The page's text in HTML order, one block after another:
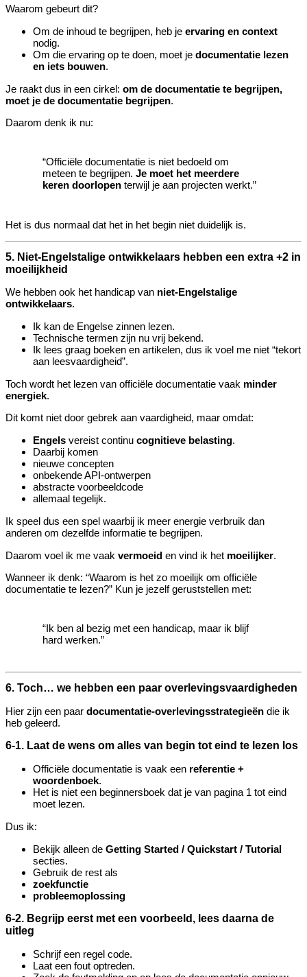
Waarom gebeurt dit?
Om de inhoud te begrijpen, heb je ervaring en context
nodig.
Om die ervaring op te doen, moet je documentatie lezen
en iets bouwen.
Je raakt dus in een cirkel: om de documentatie te begrijpen,
moet je de documentatie begrijpen.
Daarom denk ik nu:
“Officiële documentatie is niet bedoeld om
meteen te begrijpen. Je moet het meerdere
keren doorlopen terwijl je aan projecten werkt.”
Het is dus normaal dat het in het begin niet duidelijk is.
5. Niet‑Engelstalige ontwikkelaars hebben een extra +2 in
moeilijkheid
We hebben ook het handicap van niet‑Engelstalige
ontwikkelaars.
Ik kan de Engelse zinnen lezen.
Technische termen zijn nu vrij bekend.
Ik lees graag boeken en artikelen, dus ik voel me niet “tekort
aan leesvaardigheid”.
Toch wordt het lezen van officiële documentatie vaak minder
energiek.
Dit komt niet door gebrek aan vaardigheid, maar omdat:
Engels vereist continu cognitieve belasting.
Daarbij komen
nieuwe concepten
onbekende API‑ontwerpen
abstracte voorbeeldcode
allemaal tegelijk.
Ik speel dus een spel waarbij ik meer energie verbruik dan
anderen om dezelfde informatie te begrijpen.
Daarom voel ik me vaak vermoeid en vind ik het moeilijker.
Wanneer ik denk: “Waarom is het zo moeilijk om officiële
documentatie te lezen?” Kun je jezelf geruststellen met:
“Ik ben al bezig met een handicap, maar ik blijf
hard werken.”
6. Toch… we hebben een paar overlevingsvaardigheden
Hier zijn een paar documentatie‑overlevingsstrategieën die ik
heb geleerd.
6‑1. Laat de wens om alles van begin tot eind te lezen los
Officiële documentatie is vaak een referentie +
woordenboek.
Het is niet een beginnersboek dat je van pagina 1 tot eind
moet lezen.
Dus ik:
Bekijk alleen de Getting Started / Quickstart / Tutorial
secties.
Gebruik de rest als
zoekfunctie
probleemoplossing
6‑2. Begrijp eerst met een voorbeeld, lees daarna de
uitleg
Schrijf een regel code.
Laat een fout optreden.